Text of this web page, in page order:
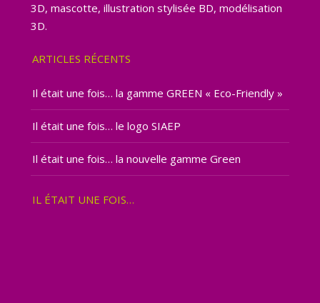
3D, mascotte, illustration stylisée BD, modélisation
3D.
ARTICLES RÉCENTS
Il était une fois… la gamme GREEN « Eco-Friendly »
Il était une fois… le logo SIAEP
Il était une fois… la nouvelle gamme Green
IL ÉTAIT UNE FOIS…